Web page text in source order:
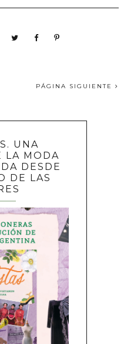
PÁGINA SIGUIENTE
UNA
LA MODA
DESDE
DE LAS